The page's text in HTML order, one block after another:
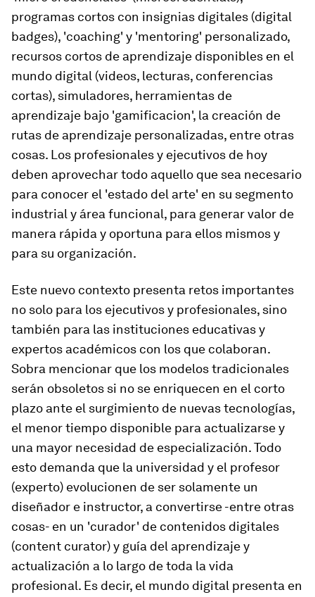
programas cortos con insignias digitales (digital
badges), 'coaching' y 'mentoring' personalizado,
recursos cortos de aprendizaje disponibles en el
mundo digital (videos, lecturas, conferencias
cortas), simuladores, herramientas de
aprendizaje bajo 'gamificacion', la creación de
rutas de aprendizaje personalizadas, entre otras
cosas. Los profesionales y ejecutivos de hoy
deben aprovechar todo aquello que sea necesario
para conocer el 'estado del arte' en su segmento
industrial y área funcional, para generar valor de
manera rápida y oportuna para ellos mismos y
para su organización.
Este nuevo contexto presenta retos importantes
no solo para los ejecutivos y profesionales, sino
también para las instituciones educativas y
expertos académicos con los que colaboran.
Sobra mencionar que los modelos tradicionales
serán obsoletos si no se enriquecen en el corto
plazo ante el surgimiento de nuevas tecnologías,
el menor tiempo disponible para actualizarse y
una mayor necesidad de especialización. Todo
esto demanda que la universidad y el profesor
(experto) evolucionen de ser solamente un
diseñador e instructor, a convertirse -entre otras
cosas- en un 'curador' de contenidos digitales
(content curator) y guía del aprendizaje y
actualización a lo largo de toda la vida
profesional. Es decir, el mundo digital presenta en